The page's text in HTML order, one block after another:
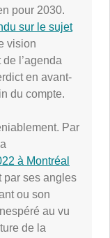
pour 2030.
sur le sujet
vision
de l’agenda
en avant-
du compte.
Par
à Montréal
par ses angles
ou son
au vu
de la